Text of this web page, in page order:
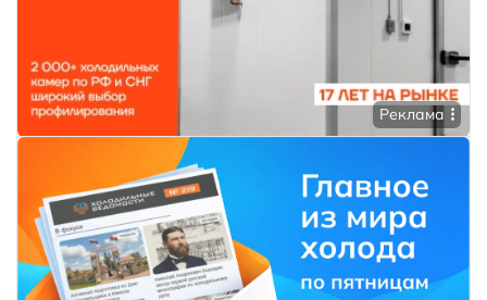
Реклама